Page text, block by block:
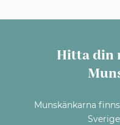
Hitta din
Munskänkarna